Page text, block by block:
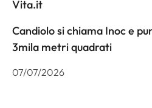
Vita.it
Candiolo si chiama Inoc e
3mila metri quadrati
07/07/2026